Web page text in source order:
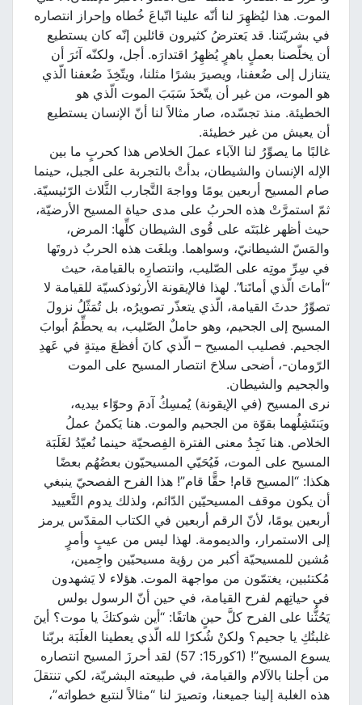
الموت. هذا ليُظهِرَ لنا أنّه علينا اتّباعَ خُطاه وإحراز انتصاره
في بشريّتنا. قد يَعترضُ كثيرون قائلين إنّه كان يستطيع
أن يخلّصنا بعملٍ باهرٍ يُظهِرُ اقتدارَه. أجل، ولكنّه آثرَ أن
يتنازل إلى ضُعفنا، ويصيرَ بشرًا مثلنا، ويتّخِذَ ضُعفنا الّذي
هو الموت، من غير أن يتّخذَ سَبَبَ الموت الّذي هو
الخطيئة. منذ تجسّده، صار مثالاً لنا أنّ الإنسان يستطيع
أن يعيش من غير خطيئة.
غالبًا ما يصوِّرُ لنا الآباء عملَ الخلاص هذا كحربٍ ما بين
الإله الإنسان والشيطان، بدأتْ بالتجربة على الجبل، حينما
صام المسيح أربعين يومًا وواجهَ التَّجارب الثَّلاث الرّئيسيّة.
ثمّ استمرَّتْ هذه الحربُ على مدى حياة المسيح الأرضيّة،
حيث أظهر غلبَتَه على قُوى الشيطان كلِّها: المرض،
والمَسّ الشيطانيّ، وسواهما. وبلغَت هذه الحربُ ذروتَها
في سِرِّ موتِه على الصّليب، وانتصارِه بالقيامة، حيث
“أماتَ الّذي أماتَنا”. لهذا فالإيقونة الأرثوذكسيّة للقيامة لا
تصوِّرُ حدثَ القيامة، الّذي يتعذّر تصويرُه، بل تُمَثّلُ نزولَ
المسيح إلى الجحيم، وهو حاملٌ الصّليب، به يحطِّمُ أبوابَ
الجحيم. فصليب المسيح – الّذي كانَ أفظعَ ميتةٍ في عَهدِ
الرّومان-، أضحى سلاحَ انتصار المسيح على الموت
والجحيم والشيطان.
نرى المسيح (في الإيقونة) يُمسِكُ آدمَ وحوّاء بيديه،
ويَنتَشِلُهما بقوّة من الجحيم والموت. هنا يَكمنُ عملُ
الخلاص. هنا نَجِدُ معنى الفترة الفِصحيّة حينما نُعيّدُ لغَلَبَة
المسيح على الموت، فَيُحَيّي المسيحيّون بعضُهُم بعضًا
هكذا: “المسيح قام! حقًّا قام”! هذا الفرح الفصحيّ ينبغي
أن يكون موقف المسيحيّين الدّائم، ولذلك يدوم التَّعييد
أربعين يومًا، لأنّ الرقم أربعين في الكتاب المقدّس يرمز
إلى الاستمرار، والديمومة. لهذا ليس من عيبٍ وأمرٍ
مُشين للمسيحيّة أكبر من رؤية مسيحيّين واجِمين،
مُكتئبين، يغتمّون من مواجهة الموت. هؤلاء لا يَشهدون
في حياتِهم لفرح القيامة، في حين أنّ الرسول بولس
يَحُثُّنا على الفرح كلَّ حينٍ هاتفًا: “أين شوكتكَ يا موت؟ أينَ
غلبتُكِ يا جحيم؟ ولكنْ شُكرًا لله الّذي يعطينا الغلَبَة بربّنا
يسوع المسيح”! (1كور15: 57) لقد أحرزَ المسيح انتصاره
من أجلنا بالآلام والقيامة، في طبيعته البشريّة، لكي تنتقلَ
هذه الغلبة إلينا جميعنا، وتصيرَ لنا “مثالاً لنتبع خطواته”،